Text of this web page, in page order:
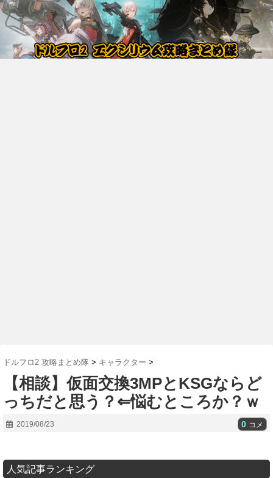
ドルフロ2 攻略まとめ隊 > キャラクター >
【相談】仮面交換3MPとKSGならど
っちだと思う？⇐悩むところか？ｗ
2019/08/23 0 コメ
人気記事ランキング